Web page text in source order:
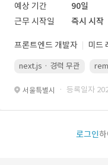
예상 기간
90일
근무 시작일
즉시 시작
프론트엔드 개발자 미드
next.js · 경력 무관
서울특별시 · 등록일자
로그인